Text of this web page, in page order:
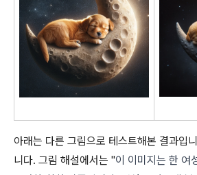
아래는 다른 그림으로 테스트해본 결과입
니다. 그림 해설에서는 "이 이미지는 한 여